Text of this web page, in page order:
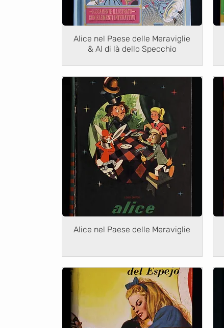
Alice nel Paese delle Meraviglie
& Al di là dello Specchio
Alice nel Paese delle Meraviglie